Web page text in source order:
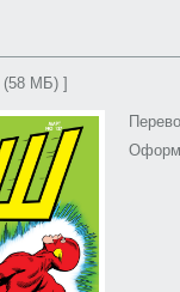
(58 МБ) ]